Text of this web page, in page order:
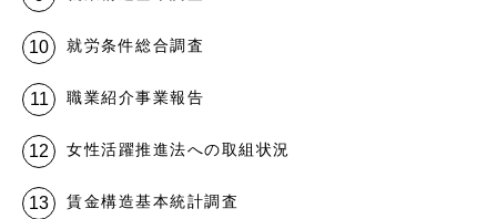
就労条件総合調査
職業紹介事業報告
女性活躍推進法への取組状況
賃金構造基本統計調査